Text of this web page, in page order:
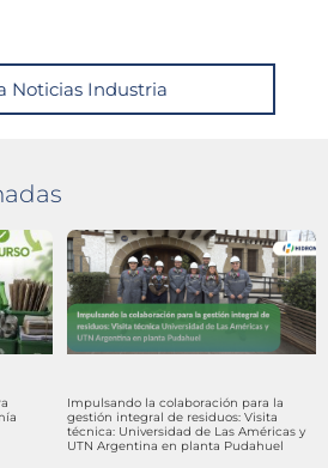
Noticias Industria
Impulsando la colaboración para la
gestión integral de residuos: Visita
técnica: Universidad de Las Américas y
UTN Argentina en planta Pudahuel